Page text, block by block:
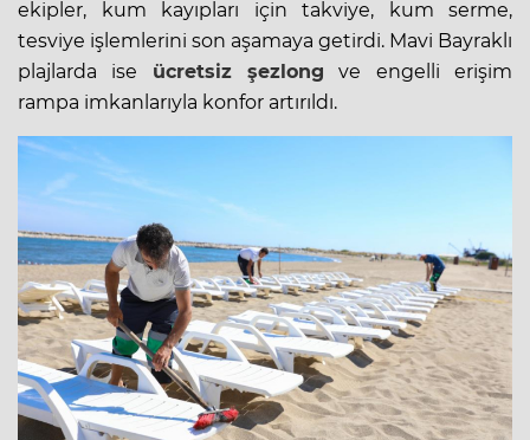
ekipler, kum kayıpları için takviye, kum serme,
tesviye işlemlerini son aşamaya getirdi. Mavi Bayraklı
plajlarda ise ücretsiz şezlong ve engelli erişim
rampa imkanlarıyla konfor artırıldı.